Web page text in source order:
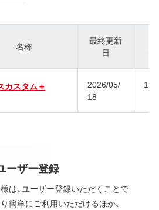
名称
最終更新
日
ジ
カスタム＋
2026/05/
18
ーザー登録
は、ユーザー登録いただくことで
簡単にご利用いただけるほか、